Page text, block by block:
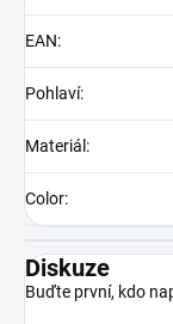
EAN:
Pohlaví:
Materiál :
Color:
Diskuze
Buďte první, kdo